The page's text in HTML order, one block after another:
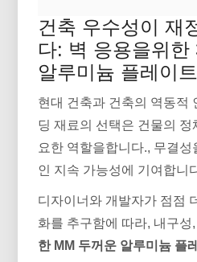
건축 우수성이 재
다: 벽 응용을위한
알루미늄 플레이
현대 건축과 건축의 역동적
딩 재료의 선택은 건물의
요한 역할을합니다., 무결
인 지속 가능성에 기여합니
디자이너와 개발자가 점점
화를 추구함에 따라, 내구
한 MM 두꺼운 알루미늄 플